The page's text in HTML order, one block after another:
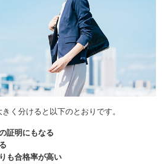
く分けると以下のとおりです。
証明にもなる
も合格率が高い